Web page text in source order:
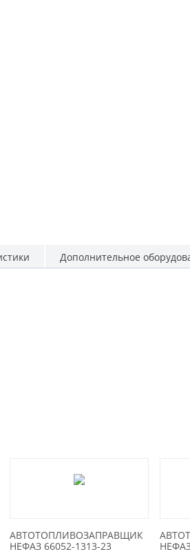
Дополнительное
АВТОТОПЛИВОЗАПРАВЩИК
НЕФАЗ 66052-1313-23